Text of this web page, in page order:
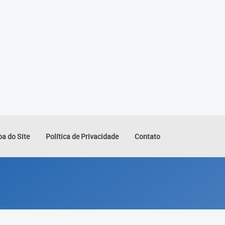
do Site Política de Privacidade Contato